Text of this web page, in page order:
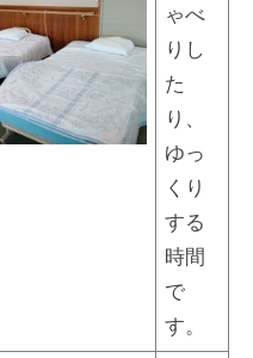
ゃべ
りし
た
り、
ゆっ
くり
する
時間
で
す。